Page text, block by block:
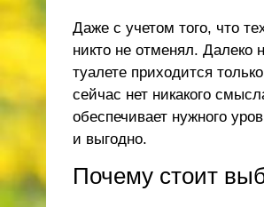
Даже с учетом того, что
никто не отменял.
туалете приходится
сейчас нет никакого
обеспечивает нужного
и выгодно.
Почему стоит